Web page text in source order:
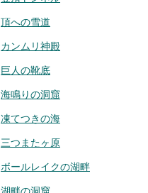
頂への雪道
カンムリ神殿
巨人の靴底
海鳴りの洞窟
凍てつきの海
三つまたヶ原
ボールレイクの湖畔